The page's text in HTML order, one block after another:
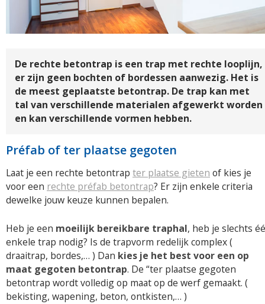
De rechte betontrap is een trap met rechte looplijn,
er zijn geen bochten of bordessen aanwezig. Het is
de meest geplaatste betontrap. De trap kan met
tal van verschillende materialen afgewerkt worden
en kan verschillende vormen hebben.
Préfab of ter plaatse gegoten
Laat je een rechte betontrap ter plaatse gieten of kies je
voor een rechte préfab betontrap? Er zijn enkele criteria
dewelke jouw keuze kunnen bepalen.
Heb je een moeilijk bereikbare traphal, heb je slechts
enkele trap nodig? Is de trapvorm redelijk complex (
draaitrap, bordes,… ) Dan kies je het best voor een op
maat gegoten betontrap. De “ter plaatse gegoten
betontrap wordt volledig op maat op de werf gemaakt. (
bekisting, wapening, beton, ontkisten,… )